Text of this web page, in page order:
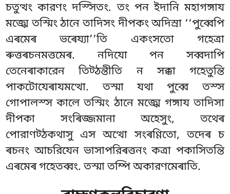
চতুত্থং কারণং দস্সিতং. তং পন ইদানি মহাগঙ্গায
মজ্ঝে তস্মিং ঠানে তাদিসং দীপকং অদিস্ৰা ‘‘পুব্বেপি
এৰমেৰ ভৰেয্যা’’তি একংসতো গহেত্ৰা
ৰুত্তৰচনমত্তমেৰ. নদিযো পন সব্বদাপি
তেনেৰাকারেন তিট্ঠন্তীতি ন সক্কা গহেতুন্তি
পাকটোযেৰাযমত্থো. তস্মা যথা পুব্বে তস্স
গোপালস্স কালে তস্মিং ঠানে মজ্ঝে গঙ্গায তাদিসা
দীপকা সংৰিজ্জমানা অহেসুং, তথেৰ
পোরাণট্ঠকথাসু এস অত্থো সংৰণ্ণিতো,তদেৰ চ
ৰচনং আচরিযেন ভাসাপরিৰত্তনং কত্ৰা পকাসিতন্তি
এৰমেৰ গহেতব্বং. তস্মা তম্পি অকারণমেৰাতি.